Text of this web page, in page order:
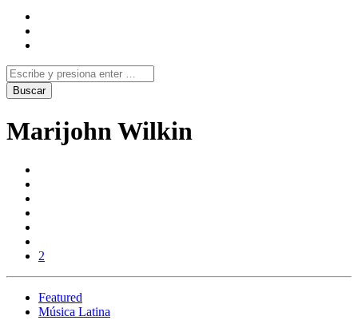
Marijohn Wilkin
2
Featured
Música Latina